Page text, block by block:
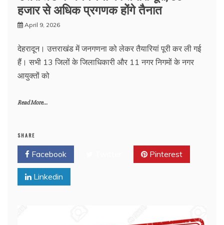
हजार से अधिक प्रगणक होंगे तैनात
April 9, 2026
देहरादून। उत्तराखंड में जनगणना को लेकर तैयारियां पूरी कर ली गई
हैं। सभी 13 जिलों के जिलाधिकारी और 11 नगर निगमों के नगर
आयुक्तों को
Read More...
SHARE
Facebook Pinterest
Linkedin